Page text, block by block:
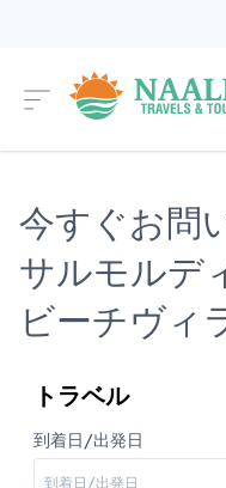
今すぐお問
サルモルデ
ビーチヴィ
トラベル
到着日/出発日